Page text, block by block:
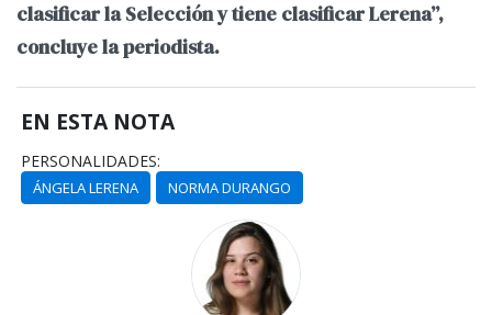
clasificar la Selección y tiene clasificar Lerena”,
concluye la periodista.
EN ESTA NOTA
PERSONALIDADES:
ÁNGELA LERENA NORMA DURANGO